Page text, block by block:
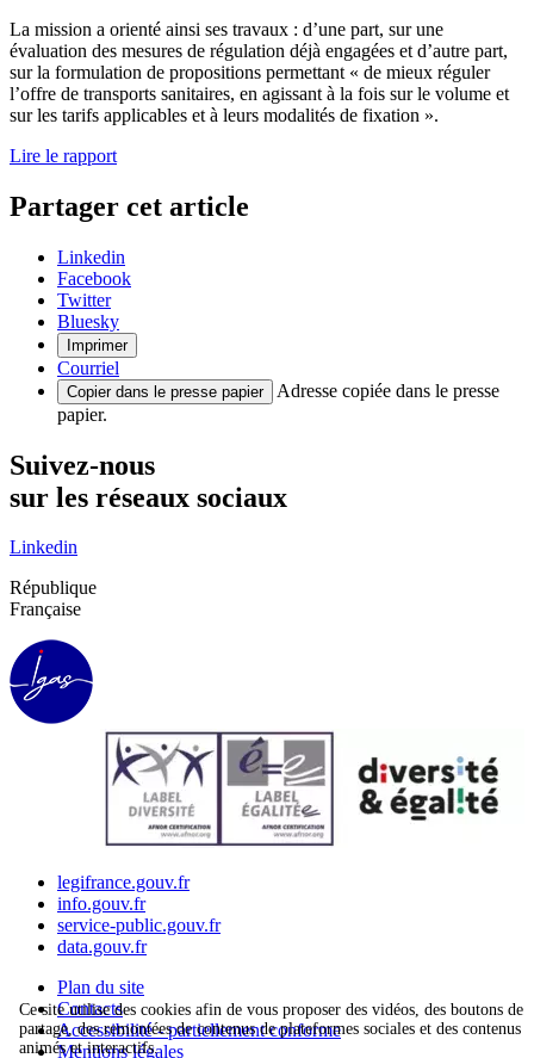
Ce site utilise des cookies afin de vous proposer des vidéos, des boutons de
partage, des remontées de contenus de plateformes sociales et des contenus
animés et interactifs.
La mission a orienté ainsi ses travaux : d’une part, sur une
évaluation des mesures de régulation déjà engagées et d’autre part,
sur la formulation de propositions permettant « de mieux réguler
l’offre de transports sanitaires, en agissant à la fois sur le volume et
sur les tarifs applicables et à leurs modalités de fixation ».
Lire le rapport
Partager cet article
Linkedin
Facebook
Twitter
Bluesky
Imprimer
Courriel
Copier dans le presse papier
Adresse copiée dans le presse
papier.
Suivez-nous
sur les réseaux sociaux
Linkedin
République
Française
legifrance.gouv.fr
info.gouv.fr
service-public.gouv.fr
data.gouv.fr
Plan du site
Contacts
Accessibilité - partiellement conforme
Mentions légales